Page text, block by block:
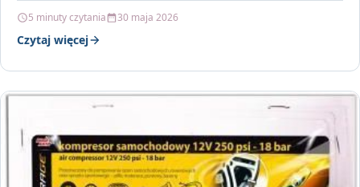
5 minuty czytania 30 maja 2026
Czytaj więcej